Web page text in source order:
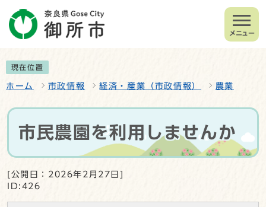
メニュー
現在位置
ホーム 市政情報 経済・産業（市政情報） 農業
市民農園を利用しませんか
[公開日：2026年2月27日]
ID:426